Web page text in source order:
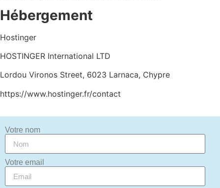
Hébergement
Hostinger
HOSTINGER International LTD
Lordou Vironos Street, 6023 Larnaca, Chypre
https://www.hostinger.fr/contact
Votre nom
Votre email